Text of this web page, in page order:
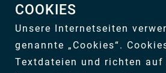
COOKIES
Unsere Internetseiten
genannte „Cookies“.
Textdateien und richten auf